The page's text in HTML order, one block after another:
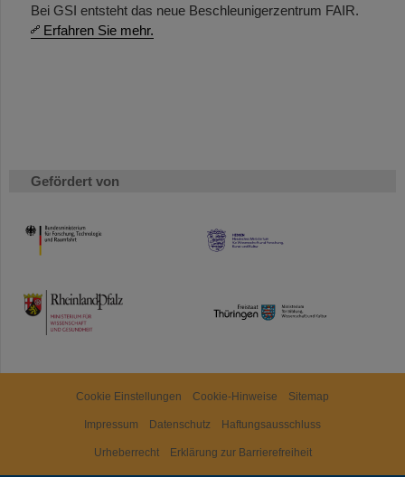
Bei GSI entsteht das neue Beschleunigerzentrum FAIR.
Erfahren Sie mehr.
Gefördert von
HMWK
TMWWDG
Cookie Einstellungen Cookie-Hinweise Sitemap
Impressum Datenschutz Haftungsausschluss
Urheberrecht Erklärung zur Barrierefreiheit